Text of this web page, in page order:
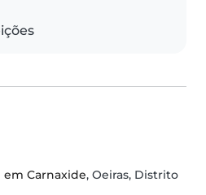
Carnaxide, Oeiras, Distrito